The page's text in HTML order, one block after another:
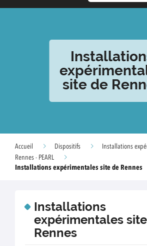
site de
Accueil Dispositifs
Installations
Rennes - PEARL
Installations expérimentales site de Rennes
Installations
expérimentales
Rennes